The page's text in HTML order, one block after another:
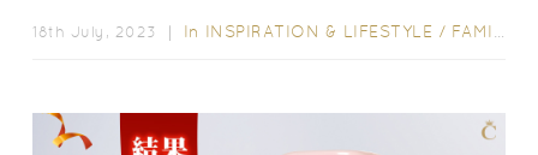
KRYSTAL SZE YU 65XXXX655Emerson
18th July, 2023 ｜ In INSPIRATION & LIFESTYLE / FAMILY FUN